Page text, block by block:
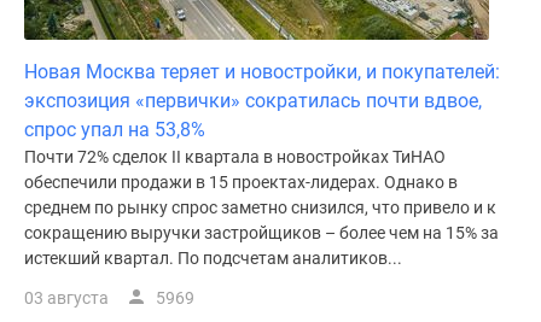
Новая Москва теряет и новостройки, и покупателей:
экспозиция «первички» сократилась почти вдвое,
спрос упал на 53,8%
Почти 72% сделок II квартала в новостройках ТиНАО
обеспечили продажи в 15 проектах-лидерах. Однако в
среднем по рынку спрос заметно снизился, что привело и к
сокращению выручки застройщиков – более чем на 15% за
истекший квартал. По подсчетам аналитиков...
03 августа 5969